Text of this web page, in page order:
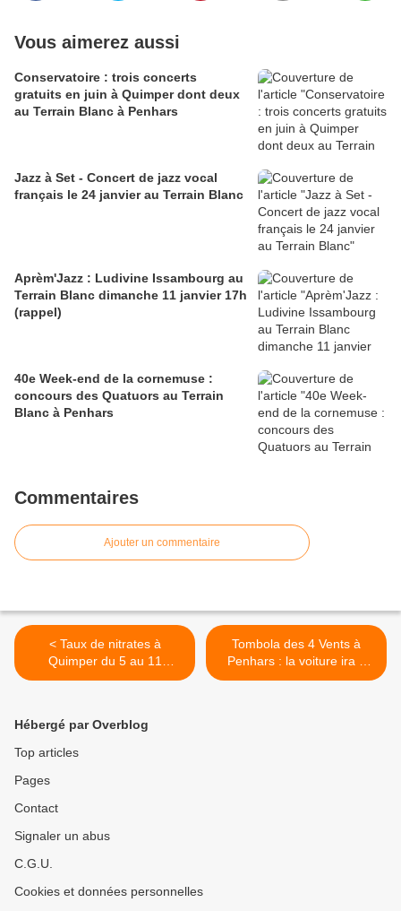
Vous aimerez aussi
Conservatoire : trois concerts
gratuits en juin à Quimper dont deux
au Terrain Blanc à Penhars
Jazz à Set - Concert de jazz vocal
français le 24 janvier au Terrain Blanc
Aprèm'Jazz : Ludivine Issambourg au
Terrain Blanc dimanche 11 janvier 17h
(rappel)
40e Week-end de la cornemuse :
concours des Quatuors au Terrain
Blanc à Penhars
Commentaires
Ajouter un commentaire
< Taux de nitrates à
Quimper du 5 au 11
octobre
Tombola des 4 Vents à
Penhars : la voiture ira à
Bannalec >
Hébergé par Overblog
Top articles
Pages
Contact
Signaler un abus
C.G.U.
Cookies et données personnelles